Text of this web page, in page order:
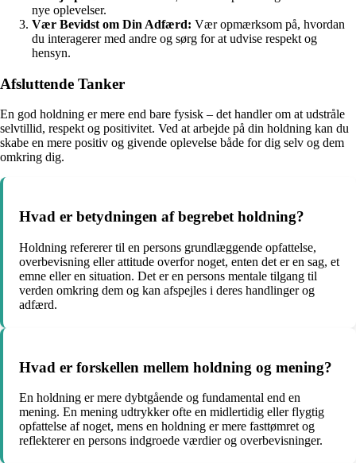
nye oplevelser.
Vær Bevidst om Din Adfærd: Vær opmærksom på, hvordan
du interagerer med andre og sørg for at udvise respekt og
hensyn.
Afsluttende Tanker
En god holdning er mere end bare fysisk – det handler om at udstråle
selvtillid, respekt og positivitet. Ved at arbejde på din holdning kan du
skabe en mere positiv og givende oplevelse både for dig selv og dem
omkring dig.
Hvad er betydningen af begrebet holdning?
Holdning refererer til en persons grundlæggende opfattelse,
overbevisning eller attitude overfor noget, enten det er en sag, et
emne eller en situation. Det er en persons mentale tilgang til
verden omkring dem og kan afspejles i deres handlinger og
adfærd.
Hvad er forskellen mellem holdning og mening?
En holdning er mere dybtgående og fundamental end en
mening. En mening udtrykker ofte en midlertidig eller flygtig
opfattelse af noget, mens en holdning er mere fasttømret og
reflekterer en persons indgroede værdier og overbevisninger.